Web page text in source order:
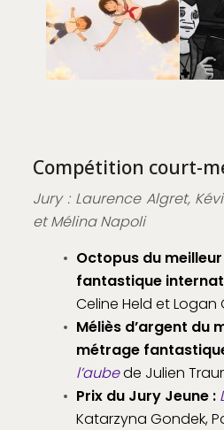
Compétition court-
Jury : Laurence Algret,
et Mélina Napoli
Octopus du
fantastique
Celine Held et Logan
Méliès d’argent du
métrage
l’aubede Julien
Prix du Jury Jeune :
Katarzyna Gondek,